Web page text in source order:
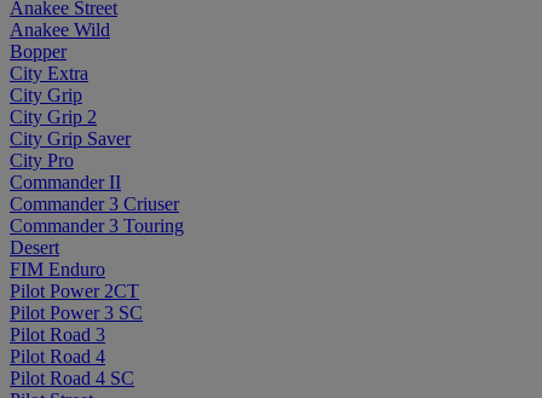
Anakee Street
Anakee Wild
Bopper
City Extra
City Grip
City Grip 2
City Grip Saver
City Pro
Commander II
Commander 3 Criuser
Commander 3 Touring
Desert
FIM Enduro
Pilot Power 2CT
Pilot Power 3 SC
Pilot Road 3
Pilot Road 4
Pilot Road 4 SC